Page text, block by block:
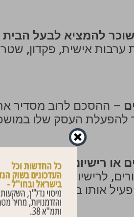
להמציא לבעל הבית
ערבות אישית, פקדון,
– ההסכם לרוב מסדיר
העסק שלו
או רישיונות
– הסכם
לרישיונות או
אותו בהתאם למטרת